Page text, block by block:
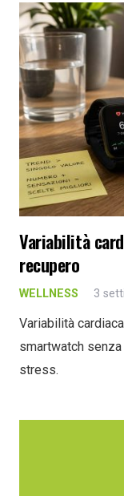
Variabilità
recupero
WELLNESS 3
Variabilità
smartwatch
stress.